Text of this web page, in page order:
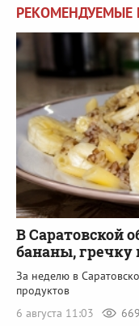
РЕКОМЕНДУЕМЫЕ
В Саратовской
бананы,
За неделю в
продуктов
6 августа 11:03
669